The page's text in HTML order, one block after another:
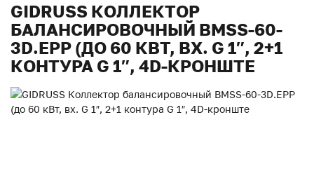
GIDRUSS КОЛЛЕКТОР
БАЛАНСИРОВОЧНЫЙ BMSS-60-
3D.EPP (ДО 60 КВТ, ВХ. G 1″, 2+1
КОНТУРА G 1″, 4D-КРОНШТЕ